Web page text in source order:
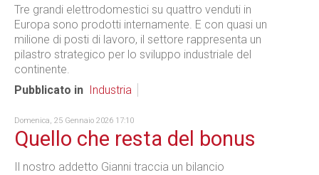
Tre grandi elettrodomestici su quattro venduti in
Europa sono prodotti internamente. E con quasi un
milione di posti di lavoro, il settore rappresenta un
pilastro strategico per lo sviluppo industriale del
continente.
Pubblicato in
Industria
Domenica, 25 Gennaio 2026 17:10
Quello che resta del bonus
Il nostro addetto Gianni traccia un bilancio